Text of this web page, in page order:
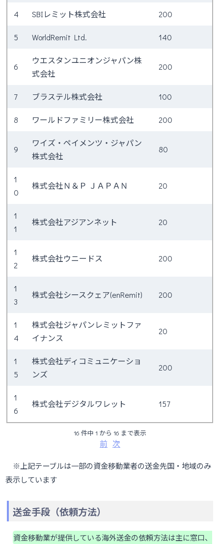
4 SBIレミット株式会社 200
5 WorldRemit Ltd. 140
6
ウエスタンユニオンジャパン株
式会社
200
7 ブラステル株式会社 100
8 ワールドファミリー株式会社 200
9
ワイズ・ペイメンツ・ジャパン
株式会社
80
1
0
株式会社Ｎ＆Ｐ ＪＡＰＡＮ 20
1
1
株式会社アジアンネット 20
1
2
株式会社ウニードス 200
1
3
株式会社シースクェア(enRemit) 200
1
4
株式会社ジャパンレミットファ
イナンス
20
1
5
株式会社ディコミュニケーショ
ンズ
200
1
6
株式会社デジタルワレット 157
16 件中 1 から 16 まで表示
前 次
※上記テーブルは一部の資金移動業者の送金先国・地域のみ
表示しています
送金手段（依頼方法）
資金移動業が提供している海外送金の依頼方法は主に窓口、